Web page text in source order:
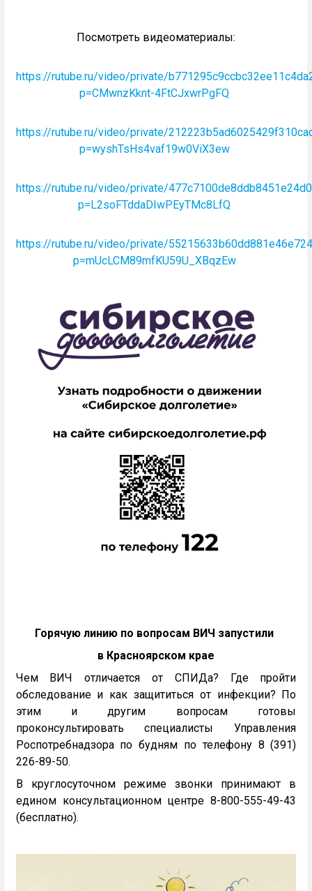
Посмотреть видеоматериалы:
https://rutube.ru/video/private/
p=CMwnzKknt-4FtCJxwrPgFQ
https://rutube.ru/video/private/
p=wyshTsHs4vaf19w0ViX3ew
https://rutube.ru/video/private/
p=L2soFTddaDIwPEyTMc8LfQ
https://rutube.ru/video/private/
p=mUcLCM89mfKU59U_XBqzEw
Горячую линию по вопросам ВИЧ запустили
в Красноярском крае
Чем ВИЧ отличается от СПИДа? Где пройти
обследование и как защититься от инфекции? По
этим и другим вопросам готовы
проконсультировать специалисты Управления
Роспотребнадзора по будням по телефону 8 (391)
226-89-50.
В круглосуточном режиме звонки принимают в
едином консультационном центре 8-800-555-49-43
(бесплатно).